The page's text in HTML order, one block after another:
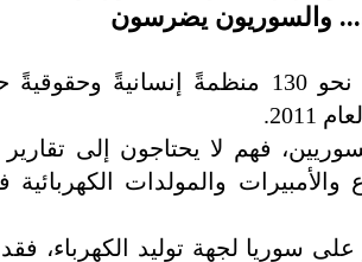
والسوريون يضرسون
"سوريا دخلت عصر الظلام"، هذه خلاصة الدراسة التي أجرتها نحو 130
فهم لا يحتاجون إلى
والأمبيرات والمولدات
سوريا لجهة توليد الكهرباء، فقد